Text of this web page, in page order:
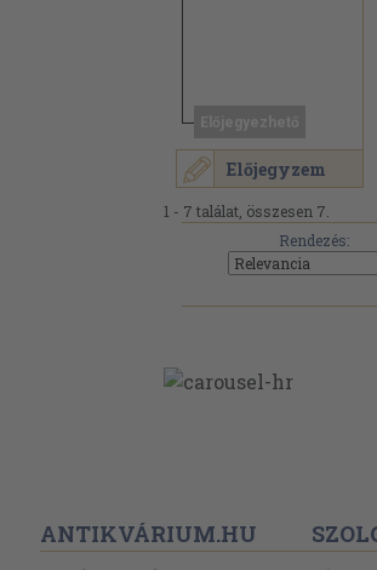
Előjegyzem
1 - 7 találat, összesen 7.
Rendezés:
ANTIKVÁRIUM.HU